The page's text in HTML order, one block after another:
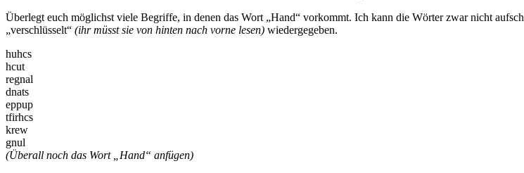
Überlegt euch möglichst viele Begriffe, in denen das Wort „Hand“ vorkommt. Ich kann die Wörter zwar nicht
„verschlüsselt“ (ihr müsst sie von hinten nach vorne lesen) wiedergegeben.
huhcs
hcut
regnal
dnats
eppup
tfirhcs
krew
gnul
(Überall noch das Wort „Hand“ anfügen)